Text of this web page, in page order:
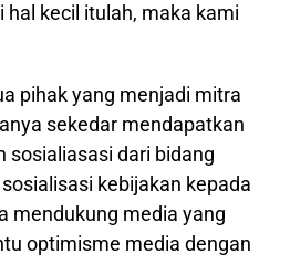
hal kecil itulah, maka kami
pihak yang menjadi mitra
sekedar mendapatkan
sosialiasasi dari bidang
kebijakan kepada
mendukung media yang
optimisme media dengan